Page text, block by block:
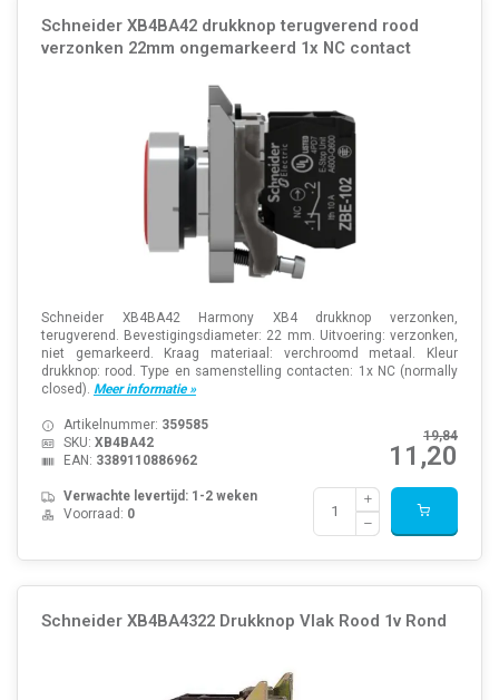
Schneider XB4BA42 drukknop terugverend rood
verzonken 22mm ongemarkeerd 1x NC contact
Schneider XB4BA42 Harmony XB4 drukknop verzonken,
terugverend. Bevestigingsdiameter: 22 mm. Uitvoering: verzonken,
niet gemarkeerd. Kraag materiaal: verchroomd metaal. Kleur
drukknop: rood. Type en samenstelling contacten: 1x NC (normally
closed). Meer informatie »
19,84
11,20
Artikelnummer: 359585
SKU: XB4BA42
EAN: 3389110886962
Verwachte levertijd: 1-2 weken
Voorraad: 0
Schneider XB4BA4322 Drukknop Vlak Rood 1v Rond